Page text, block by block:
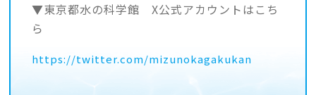
▼東京都水の科学館 X公式アカウントはこち
ら
https://twitter.com/mizunokagakukan